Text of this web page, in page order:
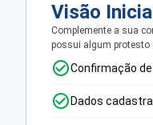
Visão Inicial
Complemente a sua
possui algum protesto
Confirmação
Dados